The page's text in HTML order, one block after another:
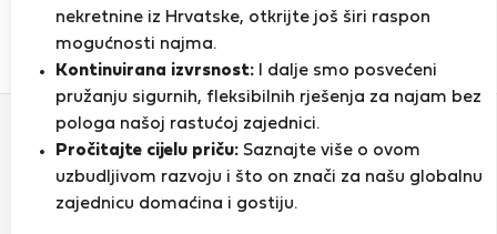
nekretnine iz Hrvatske, otkrijte još širi raspon
mogućnosti najma.
Kontinuirana izvrsnost: I dalje smo posvećeni
pružanju sigurnih, fleksibilnih rješenja za najam bez
pologa našoj rastućoj zajednici.
Pročitajte cijelu priču: Saznajte više o ovom
uzbudljivom razvoju i što on znači za našu globalnu
zajednicu domaćina i gostiju.
Ocjena i reference
0
Ponude
Ocjena